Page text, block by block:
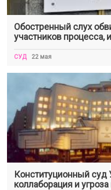
Обостренный слух
участников
СУД 22 мая
Конституционный
коллаборация и